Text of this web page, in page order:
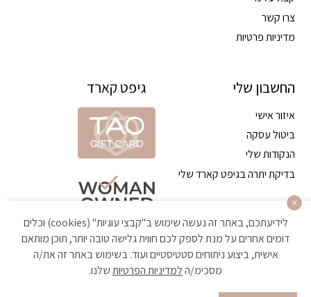
צרו קשר
מדיניות פרטיות
החשבון שלי
איזור אישי
ביטול עסקה
הנקודות שלי
בדיקת יתרה בגיפט קארד שלי
גיפט קארד
הקניה באתר מאובטחת ועומדת בתקן האבטחה הגבוה ביותר
לידיעתכם, באתר זה נעשה שימוש ב"קבצי עוגיות" (cookies) וכלים
דומים אחרים על מנת לספק לכם חווית גלישה טובה יותר, תוכן מותאם
אישית, ביצוע ניתוחים סטטיסטיים ועוד. בשימוש באתר זה את/ה
מסכימ/הלמדיניות הפרטיותשלנו.